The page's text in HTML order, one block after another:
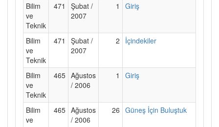
Bilim
ve
Teknik
471
Şubat /
2007
1 Giriş
Bilim
ve
Teknik
471
Şubat /
2007
2 İçindekiler
Bilim
ve
Teknik
465 Ağustos
/ 2006
1 Giriş
Bilim
ve
465 Ağustos
/ 2006
26 Güneş İçin Buluştuk